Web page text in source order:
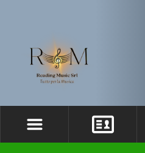
ACCEDI